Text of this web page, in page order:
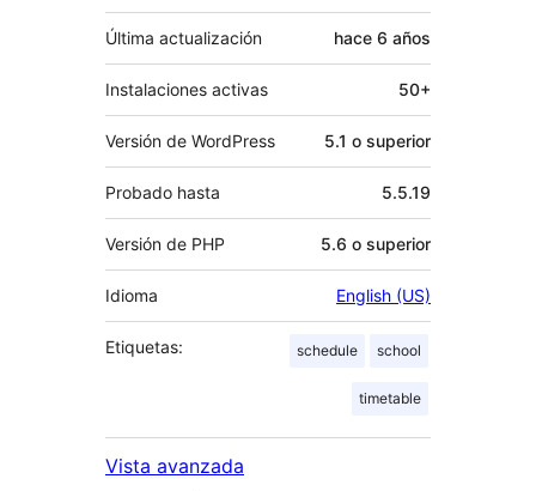
Última actualización hace 6 años
Instalaciones activas 50+
Versión de WordPress 5.1 o superior
Probado hasta 5.5.19
Versión de PHP 5.6 o superior
Idioma English (US)
Etiquetas: schedule school
timetable
Vista avanzada